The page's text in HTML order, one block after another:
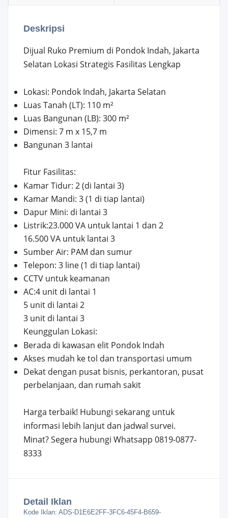
Deskripsi
Dijual Ruko Premium di Pondok Indah, Jakarta
Selatan Lokasi Strategis Fasilitas Lengkap
Lokasi: Pondok Indah, Jakarta Selatan
Luas Tanah (LT): 110 m²
Luas Bangunan (LB): 300 m²
Dimensi: 7 m x 15,7 m
Bangunan 3 lantai
Fitur Fasilitas:
Kamar Tidur: 2 (di lantai 3)
Kamar Mandi: 3 (1 di tiap lantai)
Dapur Mini: di lantai 3
Listrik:23.000 VA untuk lantai 1 dan 2
16.500 VA untuk lantai 3
Sumber Air: PAM dan sumur
Telepon: 3 line (1 di tiap lantai)
CCTV untuk keamanan
AC:4 unit di lantai 1
5 unit di lantai 2
3 unit di lantai 3
Keunggulan Lokasi:
Berada di kawasan elit Pondok Indah
Akses mudah ke tol dan transportasi umum
Dekat dengan pusat bisnis, perkantoran, pusat
perbelanjaan, dan rumah sakit
Harga terbaik! Hubungi sekarang untuk
informasi lebih lanjut dan jadwal survei.
Minat? Segera hubungi Whatsapp 0819-0877-
8333
Detail Iklan
Kode Iklan: ADS-D1E6E2FF-3FC6-45F4-B659-